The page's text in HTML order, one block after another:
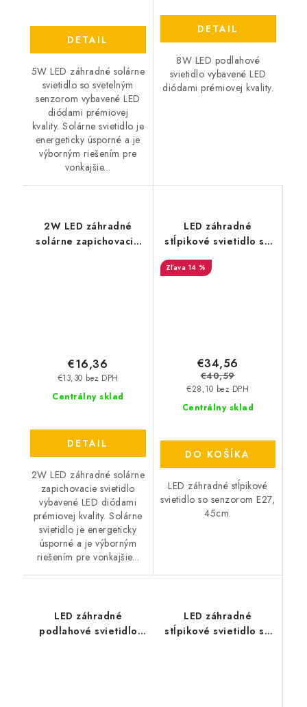
DETAIL
5W LED záhradné solárne
svietidlo so svetelným
senzorom vybavené LED
diódami prémiovej
kvality. Solárne svietidlo je
energeticky úsporné a je
výborným riešením pre
vonkajšie...
DETAIL
8W LED podlahové
svietidlo vybavené LED
diódami prémiovej kvality.
2W LED záhradné
solárne zapichovacie
Centrálny sklad
€13,30 bez DPH
€16,36
DETAIL
2W LED záhradné solárne
zapichovacie svietidlo
vybavené LED diódami
prémiovej kvality. Solárne
svietidlo je energeticky
úsporné a je výborným
riešením pre vonkajšie...
LED záhradné
stĺpikové svietidlo so
saténový nikel
14 %
Centrálny sklad
€28,10 bez DPH
€34,56
€40,59
DO KOŠÍKA
LED záhradné stĺpikové
svietidlo so senzorom E27,
45cm.
LED záhradné
podlahové svietidlo
LED záhradné
stĺpikové svietidlo so